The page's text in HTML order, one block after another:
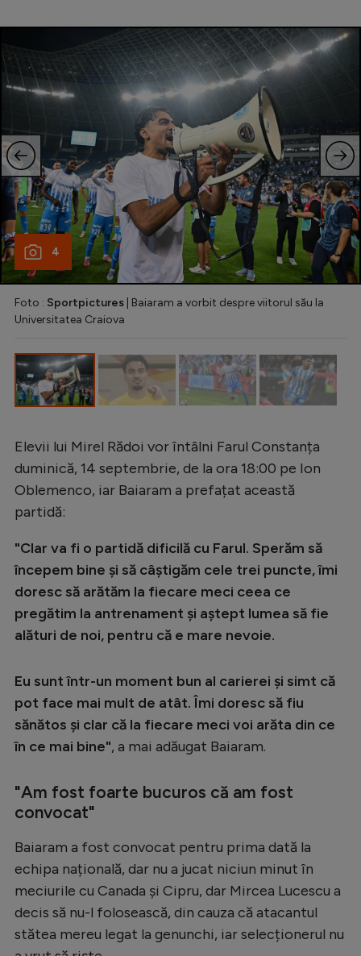
Ciclism
Alte sporturi
JO 2024
JO 2026
Intră în cont
Creează cont
4
Foto : Sportpictures | Baiaram a vorbit despre viitorul său la
Universitatea Craiova
Elevii lui Mirel Rădoi vor întâlni Farul Constanța
duminică, 14 septembrie, de la ora 18:00 pe Ion
Oblemenco, iar Baiaram a prefațat această
partidă:
"Clar va fi o partidă dificilă cu Farul. Sperăm să
începem bine şi să câştigăm cele trei puncte, îmi
doresc să arătăm la fiecare meci ceea ce
pregătim la antrenament şi aştept lumea să fie
alături de noi, pentru că e mare nevoie.
Eu sunt într-un moment bun al carierei şi simt că
pot face mai mult de atât. Îmi doresc să fiu
sănătos şi clar că la fiecare meci voi arăta din ce
în ce mai bine", a mai adăugat Baiaram.
"Am fost foarte bucuros că am fost
convocat"
Baiaram a fost convocat pentru prima dată la
echipa națională, dar nu a jucat niciun minut în
meciurile cu Canada și Cipru, dar Mircea Lucescu a
decis să nu-l folosească, din cauza că atacantul
stătea mereu legat la genunchi, iar selecționerul nu